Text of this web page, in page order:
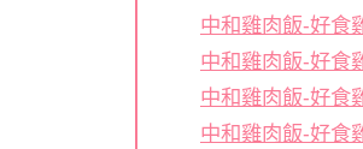
中和雞肉飯-好食
中和雞肉飯-好食
中和雞肉飯-好食
中和雞肉飯-好食